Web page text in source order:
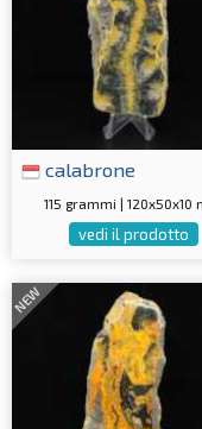
calabrone
115 grammi | 120x50x10
vedi il prodotto
NEW